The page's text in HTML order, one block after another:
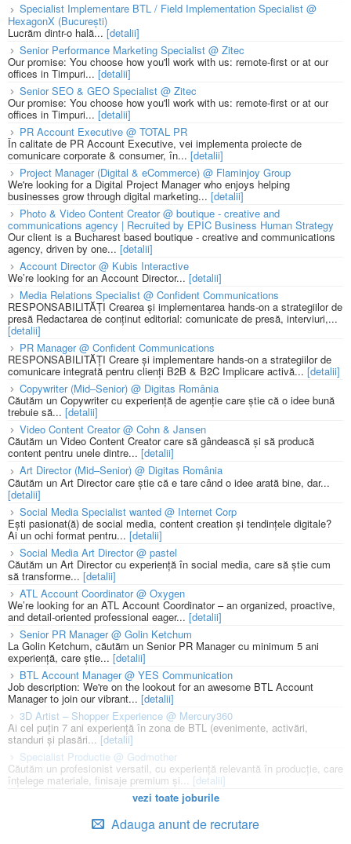
Specialist Implementare BTL / Field Implementation Specialist @
HexagonX (București)
Lucrăm dintr-o hală...[detalii]
Senior Performance Marketing Specialist @ Zitec
Our promise: You choose how you'll work with us: remote-first or at our
offices in Timpuri... [detalii]
Senior SEO & GEO Specialist @ Zitec
Our promise: You choose how you'll work with us: remote-first or at our
offices in Timpuri... [detalii]
PR Account Executive @ TOTAL PR
În calitate de PR Account Executive, vei implementa proiecte de
comunicare corporate & consumer, în... [detalii]
Project Manager (Digital & eCommerce) @ Flaminjoy Group
We're looking for a Digital Project Manager who enjoys helping
businesses grow through digital marketing... [detalii]
Photo & Video Content Creator @ boutique - creative and
communications agency | Recruited by EPIC Business Human Strategy
Our client is a Bucharest based boutique - creative and communications
agency, driven by one... [detalii]
Account Director @ Kubis Interactive
We’re looking for an Account Director... [detalii]
Media Relations Specialist @ Confident Communications
RESPONSABILITĂȚI Crearea și implementarea hands-on a strategiilor de
presă Redactarea de conținut editorial: comunicate de presă, interviuri,...
[detalii]
PR Manager @ Confident Communications
RESPONSABILITĂȚI Creare și implementare hands-on a strategiilor de
comunicare integrată pentru clienți B2B & B2C Implicare activă... [detalii]
Copywriter (Mid–Senior) @ Digitas România
Căutăm un Copywriter cu experiență de agenție care știe că o idee bună
trebuie să... [detalii]
Video Content Creator @ Cohn & Jansen
Căutăm un Video Content Creator care să gândească și să producă
content pentru unele dintre... [detalii]
Art Director (Mid–Senior) @ Digitas România
Căutăm un Art Director care știe că e tare când o idee arată bine, dar...
[detalii]
Social Media Specialist wanted @ Internet Corp
Ești pasionat(ă) de social media, content creation și tendințele digitale?
Ai un ochi format pentru... [detalii]
Social Media Art Director @ pastel
Căutăm un Art Director cu experiență în social media, care să știe cum
să transforme... [detalii]
ATL Account Coordinator @ Oxygen
We’re looking for an ATL Account Coordinator – an organized, proactive,
and detail-oriented professional eager... [detalii]
Senior PR Manager @ Golin Ketchum
La Golin Ketchum, căutăm un Senior PR Manager cu minimum 5 ani
experiență, care știe... [detalii]
BTL Account Manager @ YES Communication
Job description: We're on the lookout for an awesome BTL Account
Manager to join our vibrant... [detalii]
3D Artist – Shopper Experience @ Mercury360
Ai cel puțin 7 ani experiență în zona de BTL (evenimente, activări,
standuri și plasări...[detalii]
Specialist Productie @ Godmother
Căutăm un profesionist versatil, cu experiență relevantă în producție, care
înțelege materiale, finisaje premium și... [detalii]
vezi toate joburile
Adauga anunt de recrutare